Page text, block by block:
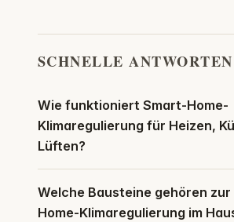
SCHNELLE ANTWORTEN
Wie funktioniert Smart-Home-
Klimaregulierung für Heizen,
Lüften?
Welche Bausteine gehören
Home-Klimaregulierung im